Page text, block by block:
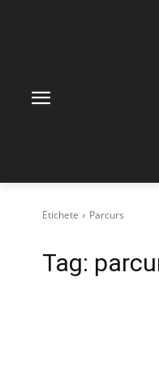
Etichete Parcurs
Tag: